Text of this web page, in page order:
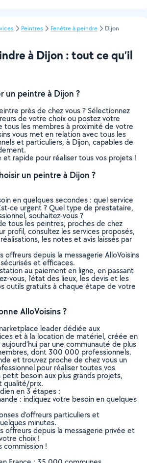
Peintres Fenêtre à peindre Dijon
à Dijon : tout ce qu’il
un peintre à Dijon ?
près de chez vous ? Sélectionnez
de votre choix ou postez votre
tous les membres à proximité de votre
vous met en relation avec tous les
et particuliers, à Dijon, capables de
et rapide pour réaliser tous vos projets !
un peintre à Dijon ?
en quelques secondes : quel service
ce urgent ? Quel type de prestataire,
souhaitez-vous ?
tous les peintres, proches de chez
profil, consultez les services proposés,
les notes et avis laissés par
offreurs depuis la messagerie AlloVoisins
et efficaces.
au paiement en ligne, en passant
vous, l’état des lieux, les devis et les
outils gratuits à chaque étape de votre
AlloVoisins ?
leader dédiée aux
et à la location de matériel, créée en
par une communauté de plus
dont 300 000 professionnels.
et trouvez proche de chez vous un
pour réaliser toutes vos
besoin aux plus grands projets,
qualité/prix.
en 3 étapes :
: indiquez votre besoin en quelques
d’offreurs particuliers et
minutes.
offreurs depuis la messagerie privée et
choix !
commission !